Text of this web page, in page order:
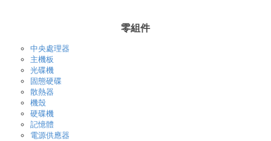
零組件
中央處理器
主機板
光碟機
固態硬碟
散熱器
機殼
硬碟機
記憶體
電源供應器